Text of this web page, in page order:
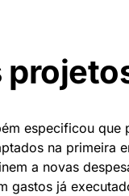
especificou que
na primeira
a novas
gastos já